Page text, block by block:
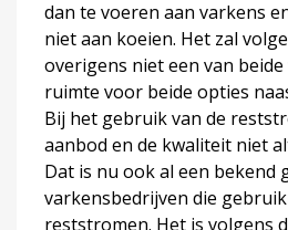
dan te voeren aan varkens
niet aan koeien. Het zal
overigens niet een van
ruimte voor beide opties
Bij het gebruik van de
aanbod en de kwaliteit niet
Dat is nu ook al een bekend
varkensbedrijven die
reststromen. Het is volgens